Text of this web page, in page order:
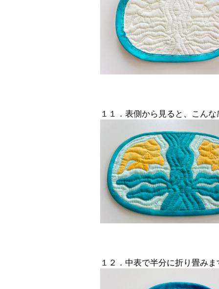
１１．表側から見ると、こんな
１２．中表で半分に折り畳みま